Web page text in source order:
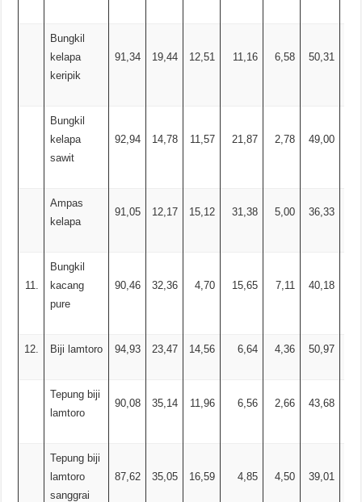
Bungkil
kelapa
keripik
91,34 19,44 12,51 11,16 6,58 50,31
Bungkil
kelapa
sawit
92,94 14,78 11,57 21,87 2,78 49,00
Ampas
kelapa
91,05 12,17 15,12 31,38 5,00 36,33
11.
Bungkil
kacang
pure
90,46 32,36 4,70 15,65 7,11 40,18
12. Biji lamtoro 94,93 23,47 14,56 6,64 4,36 50,97
Tepung biji
lamtoro
90,08 35,14 11,96 6,56 2,66 43,68
Tepung biji
lamtoro
sanggrai
87,62 35,05 16,59 4,85 4,50 39,01